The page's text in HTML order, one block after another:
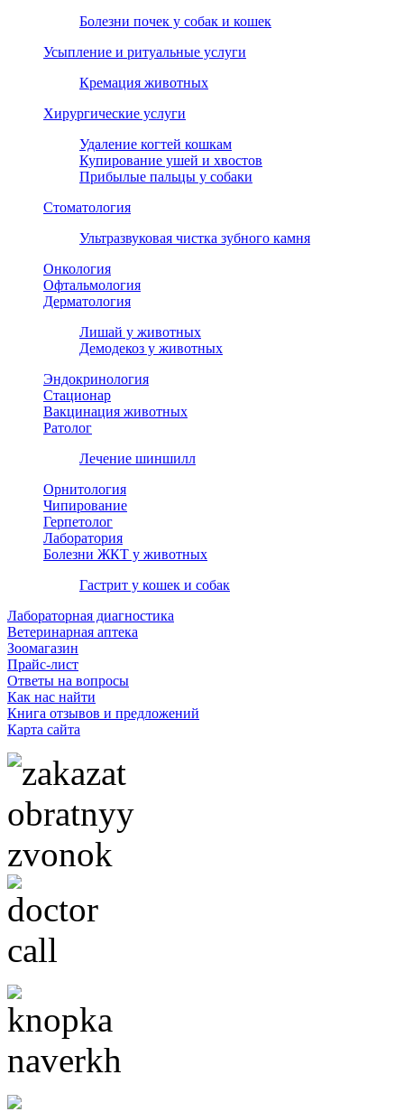
Болезни почек у собак и кошек
Усыпление и ритуальные услуги
Кремация животных
Хирургические услуги
Удаление когтей кошкам
Купирование ушей и хвостов
Прибылые пальцы у собаки
Стоматология
Ультразвуковая чистка зубного камня
Онкология
Офтальмология
Дерматология
Лишай у животных
Демодекоз у животных
Эндокринология
Стационар
Вакцинация животных
Ратолог
Лечение шиншилл
Орнитология
Чипирование
Герпетолог
Лаборатория
Болезни ЖКТ у животных
Гастрит у кошек и собак
Лабораторная диагностика
Ветеринарная аптека
Зоомагазин
Прайс-лист
Ответы на вопросы
Как нас найти
Книга отзывов и предложений
Карта сайта